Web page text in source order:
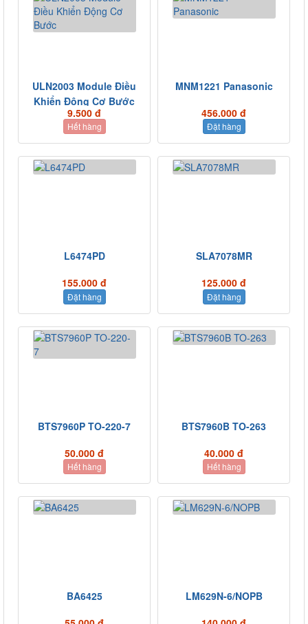
ULN2003 Module Điều
Khiển Động Cơ Bước
9.500 đ
Hết hàng
MNM1221 Panasonic
456.000 đ
Đặt hàng
L6474PD
155.000 đ
Đặt hàng
SLA7078MR
125.000 đ
Đặt hàng
BTS7960P TO-220-7
50.000 đ
Hết hàng
BTS7960B TO-263
40.000 đ
Hết hàng
BA6425
LM629N-6/NOPB